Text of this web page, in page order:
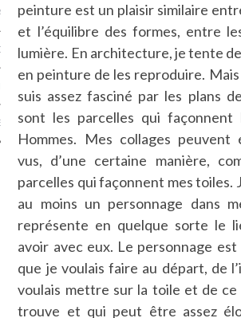
CARAVELLE
PODCAST
peinture est un plaisir similaire
et l’équilibre des formes, entre
lumière. En architecture, je tente
en peinture de les reproduire.
suis assez fasciné par les plans
sont les parcelles qui façonnent
Hommes. Mes collages peuvent
vus, d’une certaine manière,
parcelles qui façonnent mes toiles.
au moins un personnage dans
représente en quelque sorte le
avoir avec eux. Le personnage
que je voulais faire au départ, de
voulais mettre sur la toile et de ce
trouve et qui peut être assez